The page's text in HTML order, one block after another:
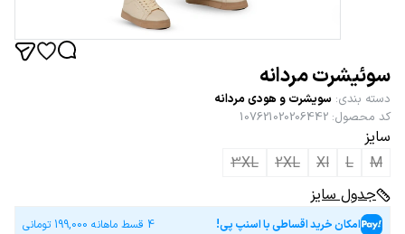
سوئیشرت مردانه
دسته بندی: سویشرت و هودی مردانه
کد محصول:
107621020206442
سایز
M
L
Xl
2XL
3XL
جدول سایز
امکان خرید اقساطی با اسنپ پی! 4 قسط ماهانه 199,000 تومانی